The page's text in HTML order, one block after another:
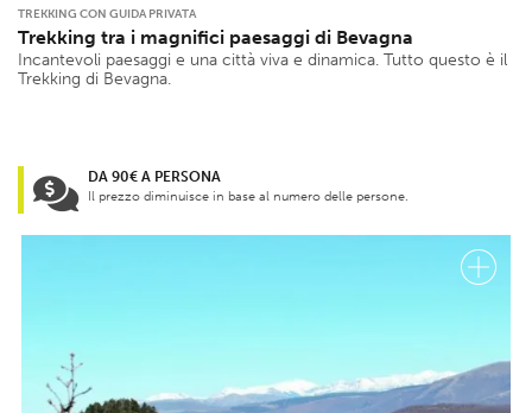
TREKKING CON GUIDA PRIVATA
Trekking tra i magnifici paesaggi di Bevagna
Incantevoli paesaggi e una città viva e dinamica. Tutto questo è il
Trekking di Bevagna.
DA 90€ A PERSONA
Il prezzo diminuisce in base al numero delle persone.